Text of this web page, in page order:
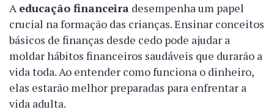
Aeducação financeira desempenha um papel
crucial na formação das crianças. Ensinar conceitos
básicos de finanças desde cedo pode ajudar a
moldar hábitos financeiros saudáveis que durarão a
vida toda. Ao entender como funciona o dinheiro,
elas estarão melhor preparadas para enfrentar a
vida adulta.